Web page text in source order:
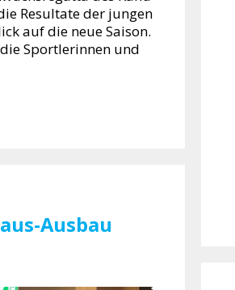
Resultate der jungen
auf die neue Saison.
Sportlerinnen und
Ausbau